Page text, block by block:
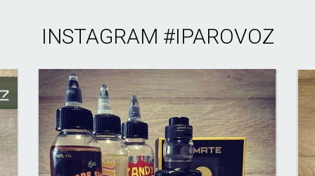
INSTAGRAM #IPAROVOZ